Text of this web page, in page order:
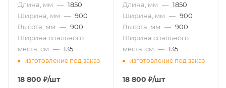
Длина, мм — 1850
Ширина, мм — 900
Высота, мм — 900
Ширина спального
места, см — 135
изготовление под заказ
18 800 ₽/шт
Длина, мм — 1850
Ширина, мм — 900
Высота, мм — 900
Ширина спального
места, см — 135
изготовление под заказ
18 800 ₽/шт